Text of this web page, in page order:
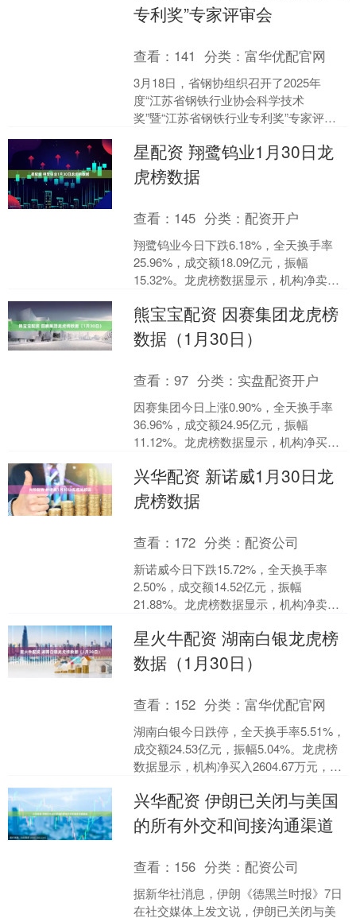
专利奖”专家评审会
查看： 141 分类：富华优配官网
3月18日，省钢协组织召开了2025年
度“江苏省钢铁行业协会科学技术
奖”暨“江苏省钢铁行业专利奖”专家评审
（300959）相结合的方....
星配资 翔鹭钨业1月30日龙
虎榜数据
查看： 145 分类：配资开户
翔鹭钨业今日下跌6.18%，全天换手率
25.96%，成交额18.09亿元，振幅
15.32%。龙虎榜数据显示，机构净卖出
7....
熊宝宝配资 因赛集团龙虎榜
数据（1月30日）
查看：97 分类： 实盘配资开户
因赛集团今日上涨0.90%，全天换手率
36.96%，成交额24.95亿元，振幅
11.12%。龙虎榜数据显示，机构净买入
兴华配资 新诺威1月30日龙
虎榜数据
查看： 172 分类：配资公司
新诺威今日下跌15.72%，全天换手率
2.50%，成交额14.52亿元，振幅
21.88%。龙虎榜数据显示，机构净卖出
星火牛配资 湖南白银龙虎榜
数据（1月30日）
查看： 152 分类：富华优配官网
湖南白银今日跌停，全天换手率5.51%，
成交额24.53亿元，振幅5.04%。龙虎榜
数据显示，机构净买入2604.67万元，营
兴华配资 伊朗已关闭与美国
的所有外交和间接沟通渠道
查看： 156 分类：配资公司
据新华社消息，伊朗《德黑兰时报》7日
在社交媒体上发文说，伊朗已关闭与美